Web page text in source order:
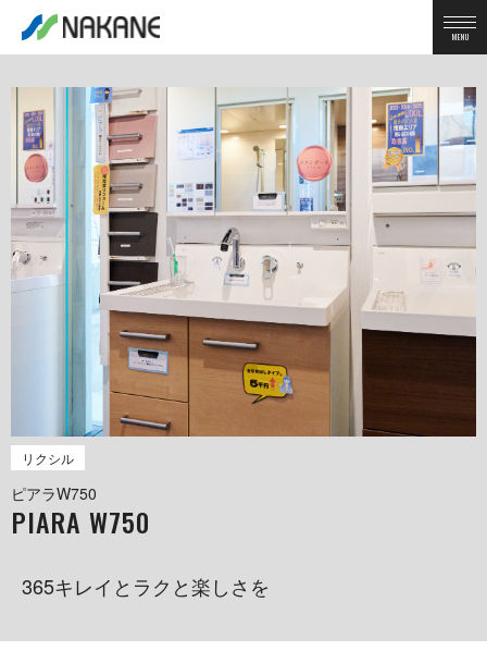
MENU
リクシル
ピアラW750
PIARA W750
365キレイとラクと楽しさを